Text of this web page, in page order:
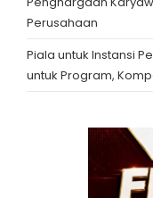
Perusahaan
Piala untuk Instansi
untuk Program,